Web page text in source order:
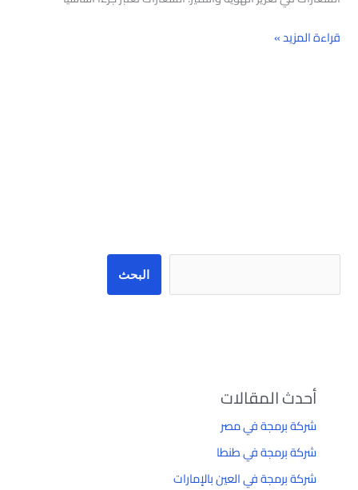
قراءة المزيد »
البحث
أحدث المقالات
شركة برمجة في مصر
شركة برمجة في طنطا
شركة برمجة في العين بالإمارات